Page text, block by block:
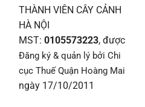
THÀNH VIÊN CÂY CẢNH
HÀ NỘI
MST: 0105573223, được
Đăng ký & quản lý bởi Chi
cục Thuế Quận Hoàng Mai
ngày 17/10/2011